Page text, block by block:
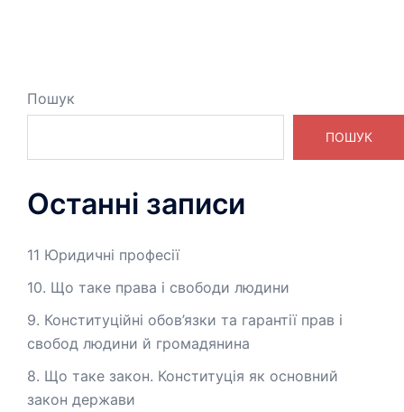
Пошук
ПОШУК
Останні записи
11 Юридичні професії
10. Що таке права і свободи людини
9. Конституційні обов’язки та гарантії прав і
свобод людини й громадянина
8. Що таке закон. Конституція як основний
закон держави